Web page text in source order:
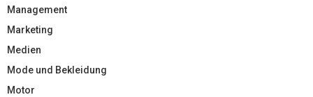
Management
Marketing
Medien
Mode und Bekleidung
Motor